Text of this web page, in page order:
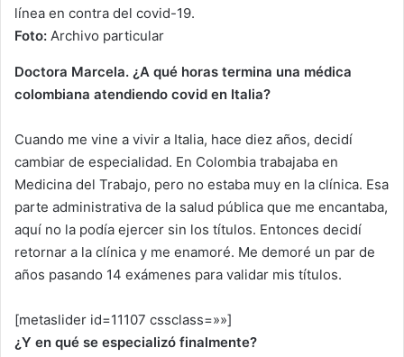
línea en contra del covid-19.
Foto: Archivo particular
Doctora Marcela. ¿A qué horas termina una médica
colombiana atendiendo covid en Italia?
Cuando me vine a vivir a Italia, hace diez años, decidí
cambiar de especialidad. En Colombia trabajaba en
Medicina del Trabajo, pero no estaba muy en la clínica. Esa
parte administrativa de la salud pública que me encantaba,
aquí no la podía ejercer sin los títulos. Entonces decidí
retornar a la clínica y me enamoré. Me demoré un par de
años pasando 14 exámenes para validar mis títulos.
[metaslider id=11107 cssclass=»»]
¿Y en qué se especializó finalmente?